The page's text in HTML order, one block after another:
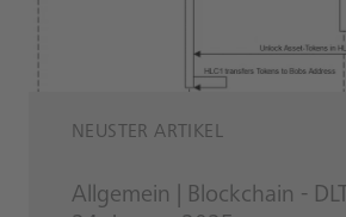
NEUSTER ARTIKEL
Allgemein
Blockchain - DLT